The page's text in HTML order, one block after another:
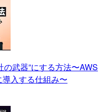
の武器”にする方法〜AWS
入する仕組み〜